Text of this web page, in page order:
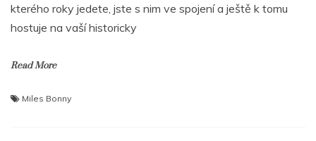
kterého roky jedete, jste s nim ve spojení a ještě k tomu
hostuje na vaší historicky
Read More
Miles Bonny